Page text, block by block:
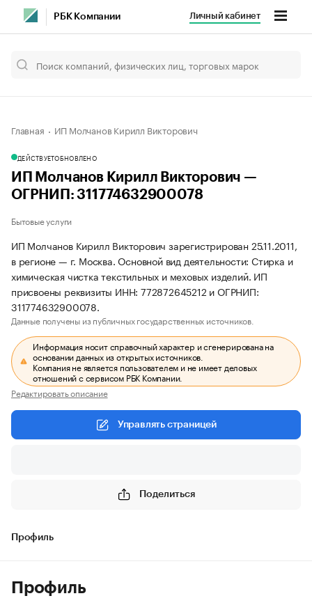
РБК Компании Личный кабинет
Главная ИП Молчанов Кирилл Викторович
ДЕЙСТВУЕТОБНОВЛЕНО
ИП Молчанов Кирилл Викторович —
ОГРНИП: 311774632900078
Бытовые услуги
ИП Молчанов Кирилл Викторович зарегистрирован 25.11.2011,
в регионе — г. Москва. Основной вид деятельности: Стирка и
химическая чистка текстильных и меховых изделий. ИП
присвоены реквизиты ИНН: 772872645212 и ОГРНИП:
311774632900078.
Данные получены из публичных государственных источников.
Информация носит справочный характер и сгенерирована на
основании данных из открытых источников.
Компания не является пользователем и не имеет деловых
отношений с сервисом РБК Компании.
Редактировать описание
Управлять страницей
Поделиться
Профиль
Профиль